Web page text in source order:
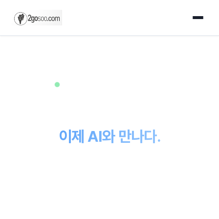
Wheeling, IL — 시카고 광역 지역 서비스
이제 AI와 만나다.